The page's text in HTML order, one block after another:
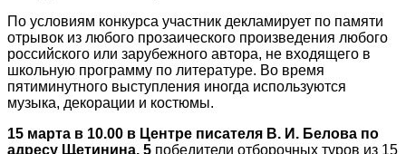
По условиям конкурса участник декламирует по памяти
отрывок из любого прозаического произведения любого
российского или зарубежного автора, не входящего в
школьную программу по литературе. Во время
пятиминутного выступления иногда используются
музыка, декорации и костюмы.
15 марта в 10.00 в Центре писателя В. И. Белова по
адресу Щетинина, 5 победители отборочных туров из 15